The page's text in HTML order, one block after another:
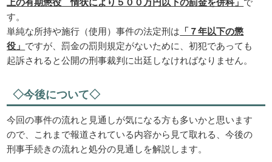
す。
単純な所持や施行（使用）事件の法定刑は 「７年以下の懲
役」 ですが、罰金の罰則規定がないために、初犯であっても
起訴されると公開の刑事裁判に出廷しなければなりません。
◇今後について◇
今回の事件の流れと見通しが気になる方も多いかと思います
ので、これまで報道されている内容から見て取れる、今後の
刑事手続きの流れと処分の見通しを解説します。